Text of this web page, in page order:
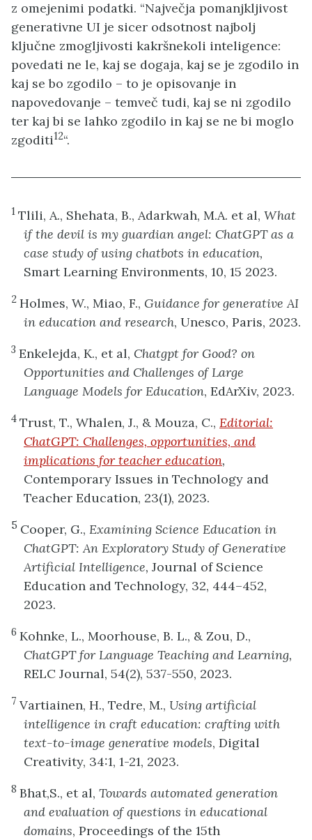
z omejenimi podatki. “Največja pomanjkljivost
generativne UI je sicer odsotnost najbolj
ključne zmogljivosti kakršnekoli inteligence:
povedati ne le, kaj se dogaja, kaj se je zgodilo in
kaj se bo zgodilo – to je opisovanje in
napovedovanje – temveč tudi, kaj se ni zgodilo
ter kaj bi se lahko zgodilo in kaj se ne bi moglo
zgoditi12“.
1 Tlili, A., Shehata, B., Adarkwah, M.A. et al, What
if the devil is my guardian angel: ChatGPT as a
case study of using chatbots in education,
Smart Learning Environments, 10, 15 2023.
2 Holmes, W., Miao, F., Guidance for generative AI
in education and research, Unesco, Paris, 2023.
3 Enkelejda, K., et al, Chatgpt for Good? on
Opportunities and Challenges of Large
Language Models for Education, EdArXiv, 2023.
4 Trust, T., Whalen, J., & Mouza, C., Editorial:
ChatGPT: Challenges, opportunities, and
implications for teacher education,
Contemporary Issues in Technology and
Teacher Education, 23(1), 2023.
5 Cooper, G., Examining Science Education in
ChatGPT: An Exploratory Study of Generative
Artificial Intelligence, Journal of Science
Education and Technology, 32, 444–452,
2023.
6 Kohnke, L., Moorhouse, B. L., & Zou, D.,
ChatGPT for Language Teaching and Learning,
RELC Journal, 54(2), 537-550, 2023.
7 Vartiainen, H., Tedre, M., Using artificial
intelligence in craft education: crafting with
text-to-image generative models, Digital
Creativity, 34:1, 1-21, 2023.
8 Bhat,S., et al, Towards automated generation
and evaluation of questions in educational
domains, Proceedings of the 15th